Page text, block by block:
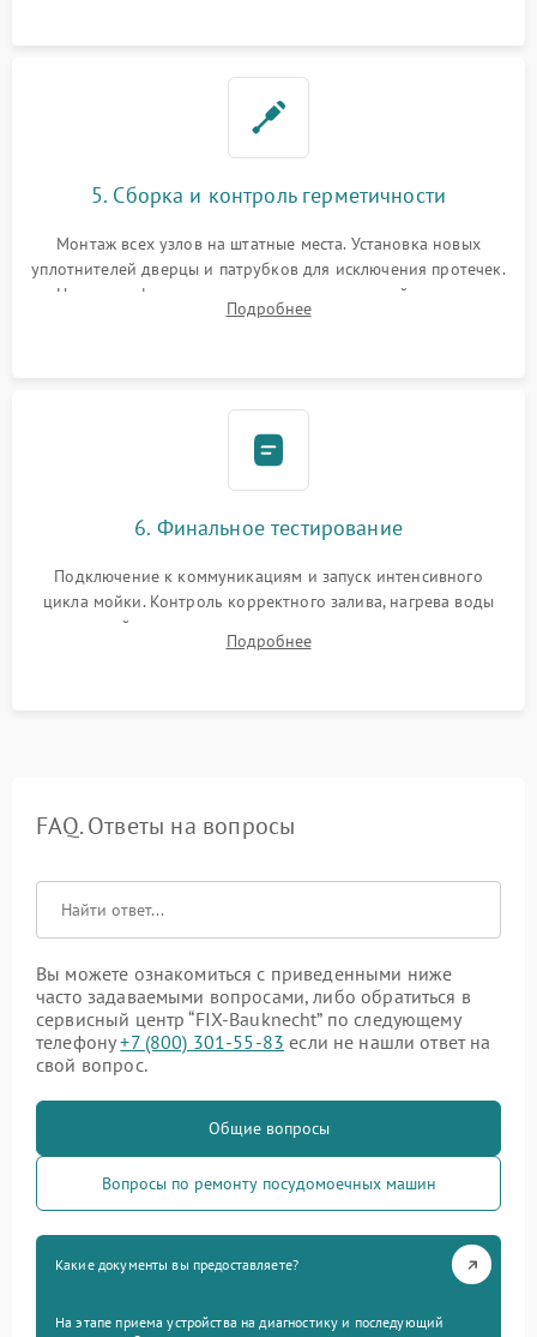
5. Сборка и контроль герметичности
Монтаж всех узлов на штатные места. Установка новых
уплотнителей дверцы и патрубков для исключения протечек.
Надежная фиксация хомутов гидравлической системы,
сборка корпуса и установка датчика поплавка.
Подробнее
6. Финальное тестирование
Подключение к коммуникациям и запуск интенсивного
цикла мойки. Контроль корректного залива, нагрева воды
до нужной температуры, отсутствия посторонних шумов,
штатного слива и абсолютной сухости в поддоне.
Подробнее
FAQ. Ответы на вопросы
Вы можете ознакомиться с приведенными ниже
часто задаваемыми вопросами, либо обратиться в
сервисный центр “FIX-Bauknecht” по следующему
телефону+7 (800) 301-55-83 если не нашли ответ на
свой вопрос.
Общие вопросы
Вопросы по ремонту посудомоечных машин
Какие документы вы предоставляете?
На этапе приема устройства на диагностику и последующий